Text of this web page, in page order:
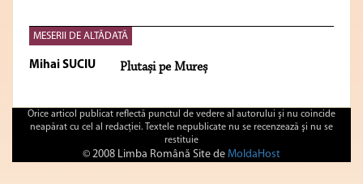
MESERII DE ALTĂDATĂ
Mihai SUCIU Plutași pe Mureș
Orice articol publicat reflectă punctul de vedere al autorului şi nu coincide
neapărat cu cel al redacţiei. Textele nepublicate nu se recenzează şi nu se
restituie
© 2008 Limba Română Site de MoldaHost